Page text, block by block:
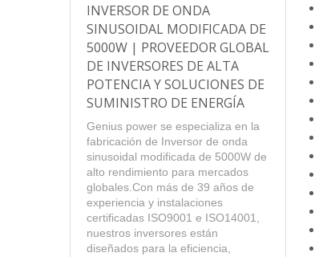
INVERSOR DE ONDA
SINUSOIDAL MODIFICADA DE
5000W | PROVEEDOR GLOBAL
DE INVERSORES DE ALTA
POTENCIA Y SOLUCIONES DE
SUMINISTRO DE ENERGÍA
Genius power se especializa en la
fabricación de Inversor de onda
sinusoidal modificada de 5000W de
alto rendimiento para mercados
globales.Con más de 39 años de
experiencia y instalaciones
certificadas ISO9001 e ISO14001,
nuestros inversores están
diseñados para la eficiencia,